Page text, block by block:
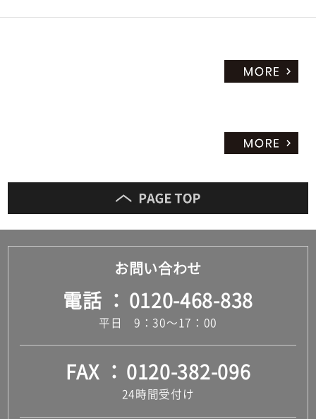
お問い合わせ
電話 0120-468-838
平日 9：30～17：00
FAX 0120-382-096
24時間受付け